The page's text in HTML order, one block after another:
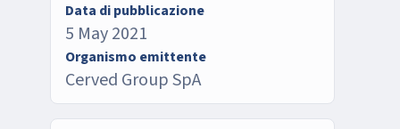
Data di pubblicazione
5 May 2021
Organismo emittente
Cerved Group SpA